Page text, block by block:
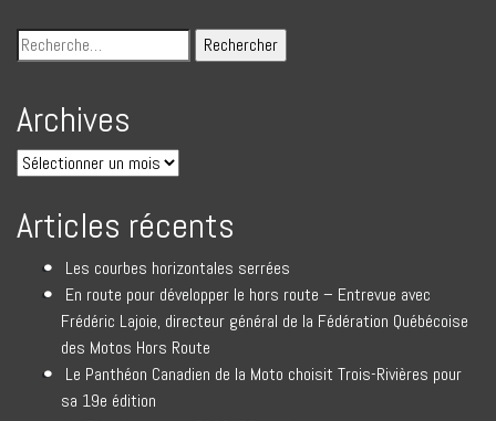
Archives
Articles récents
Les courbes horizontales serrées
En route pour développer le hors route – Entrevue avec
Frédéric Lajoie, directeur général de la Fédération Québécoise
des Motos Hors Route
Le Panthéon Canadien de la Moto choisit Trois-Rivières pour
sa 19e édition